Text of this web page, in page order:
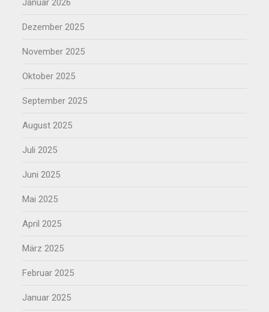
Dezember 2025
November 2025
Oktober 2025
September 2025
August 2025
Juli 2025
Juni 2025
Mai 2025
April 2025
März 2025
Februar 2025
Januar 2025